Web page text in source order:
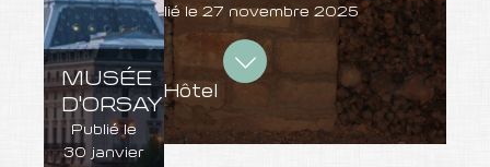
Publié le 27 novembre 2025
MUSÉE
D'ORSAY
Hôtel
Publié le
30 janvier